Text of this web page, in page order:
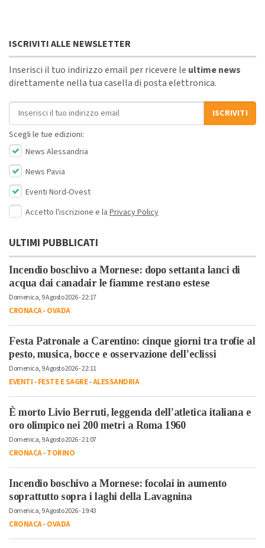
ISCRIVITI ALLE NEWSLETTER
Inserisci il tuo indirizzo email per ricevere le ultime news
direttamente nella tua casella di posta elettronica.
Indirizzo email
ISCRIVITI
Scegli le tue edizioni:
News Alessandria
News Pavia
Eventi Nord-Ovest
Accetto l'iscrizione e la Privacy Policy
ULTIMI PUBBLICATI
Incendio boschivo a Mornese: dopo settanta lanci di
acqua dai canadair le fiamme restano estese
Domenica, 9 Agosto 2026 - 22:17
CRONACA-OVADA
Festa Patronale a Carentino: cinque giorni tra trofie al
pesto, musica, bocce e osservazione dell’eclissi
Domenica, 9 Agosto 2026 - 22:11
EVENTI-FESTE E SAGRE-ALESSANDRIA
È morto Livio Berruti, leggenda dell’atletica italiana e
oro olimpico nei 200 metri a Roma 1960
Domenica, 9 Agosto 2026 - 21:07
CRONACA-TORINO
Incendio boschivo a Mornese: focolai in aumento
soprattutto sopra i laghi della Lavagnina
Domenica, 9 Agosto 2026 - 19:43
CRONACA-OVADA